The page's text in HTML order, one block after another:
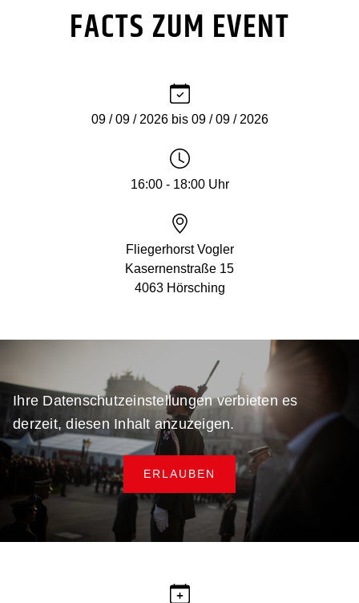
FACTS ZUM EVENT
09 / 09 / 2026 bis 09 / 09 / 2026
16:00 - 18:00 Uhr
Fliegerhorst Vogler
Kasernenstraße 15
4063 Hörsching
Ihre Datenschutzeinstellungen verbieten es
derzeit, diesen Inhalt anzuzeigen.
ERLAUBEN